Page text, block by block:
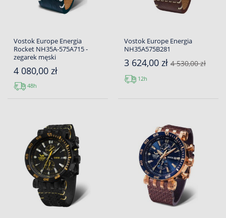
Vostok Europe Energia
Rocket NH35A-575A715 -
zegarek męski
4 080,00 zł
48h
Vostok Europe Energia
NH35A575B281
3 624,00 zł 4 530,00 zł
12h